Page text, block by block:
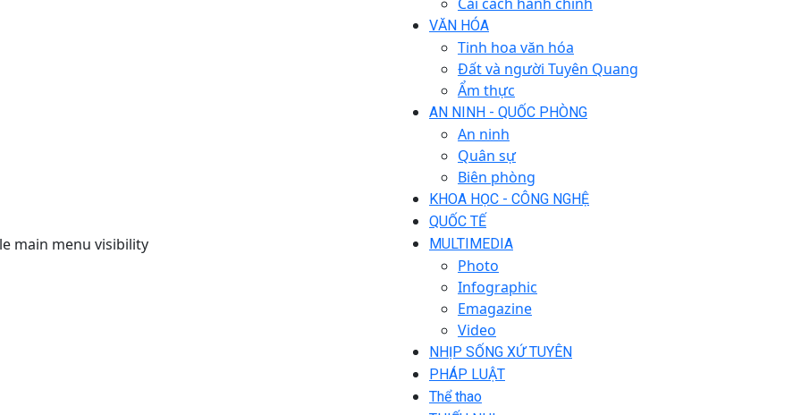
main menu visibility
VĂN HÓA
Tinh hoa văn hóa
Đất và người Tuyên Quang
Ẩm thực
AN NINH - QUỐC PHÒNG
An ninh
Quân sự
Biên phòng
KHOA HỌC - CÔNG NGHỆ
QUỐC TẾ
MULTIMEDIA
Photo
Infographic
Emagazine
Video
NHỊP SỐNG XỨ TUYÊN
PHÁP LUẬT
Thể thao